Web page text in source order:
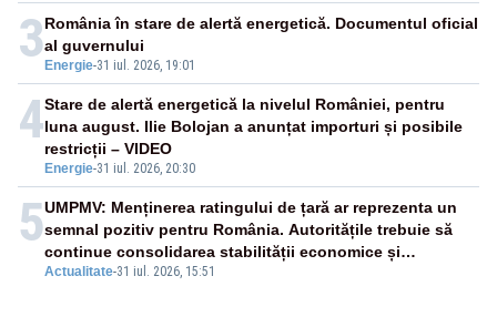
3Energie-31 iul. 2026, 19:01
România în stare de alertă energetică. Documentul oficial
al guvernului
4
Energie-31 iul. 2026, 20:30
Stare de alertă energetică la nivelul României, pentru
luna august. Ilie Bolojan a anunțat importuri și posibile
restricții – VIDEO
5
Actualitate-31 iul. 2026, 15:51
UMPMV: Menținerea ratingului de țară ar reprezenta un
semnal pozitiv pentru România. Autoritățile trebuie să
continue consolidarea stabilității economice și
financiare